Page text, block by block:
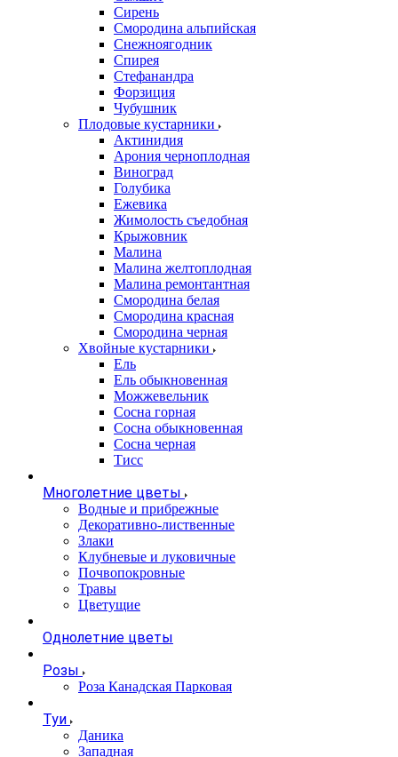
Сирень
Смородина альпийская
Снежноягодник
Спирея
Стефанандра
Форзиция
Чубушник
Плодовые кустарники
Актинидия
Арония черноплодная
Виноград
Голубика
Ежевика
Жимолость съедобная
Крыжовник
Малина
Малина желтоплодная
Малина ремонтантная
Смородина белая
Смородина красная
Смородина черная
Хвойные кустарники
Ель
Ель обыкновенная
Можжевельник
Сосна горная
Сосна обыкновенная
Сосна черная
Тисс
Многолетние цветы
Водные и прибрежные
Декоративно-лиственные
Злаки
Клубневые и луковичные
Почвопокровные
Травы
Цветущие
Однолетние цветы
Розы
Роза Канадская Парковая
Туи
Даника
Западная